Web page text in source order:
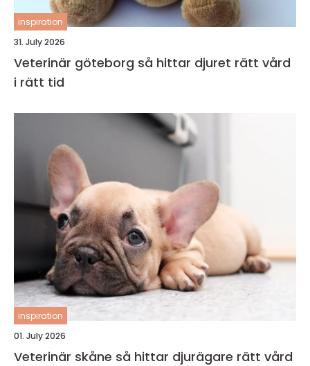
inspiration
31. July 2026
Veterinär göteborg så hittar djuret rätt vård
i rätt tid
inspiration
01. July 2026
Veterinär skåne så hittar djurägare rätt vård